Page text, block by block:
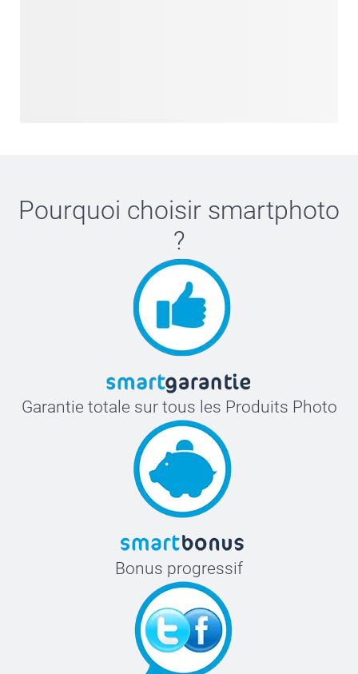
Pourquoi choisir smartphoto
?
Garantie totale sur tous les Produits Photo
Bonus progressif